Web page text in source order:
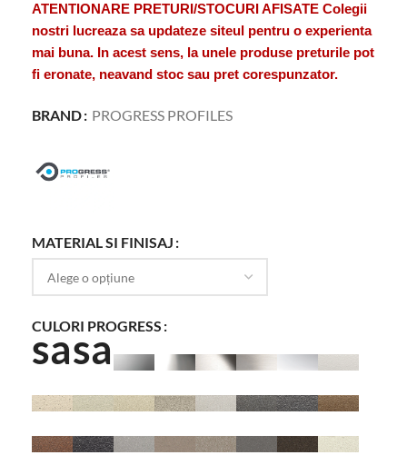
ATENTIONARE PRETURI/STOCURI AFISATE Colegii
nostri lucreaza sa updateze siteul pentru o experienta
mai buna. In acest sens, la unele produse preturile pot
fi eronate, neavand stoc sau pret corespunzator.
BRAND PROGRESS PROFILES
MATERIAL SI FINISAJ
CULORI PROGRESS